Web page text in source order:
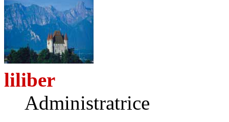
liliber
Administratrice